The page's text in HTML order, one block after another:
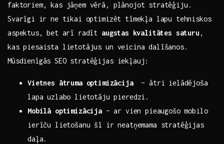
faktoriem, kas jāņem vērā, plānojot stratēģiju.
Svarīgi ⁤ir ‌ne tikai optimizēt tīmekļa ‌lapu tehniskos
‍aspektus, bet ⁢arī radīt augstas⁤ kvalitātes saturu ,
kas piesaista lietotājus un veicina dalīšanos.
Mūsdienīgās SEO stratēģijas iekļauj:
Vietnes ātruma‍ optimizācija‍ – ātri ielādējoša
lapa uzlabo lietotāju pieredzi.
Mobilā optimizācija– ⁣ar vien‌ pieaugošo mobilo
ierīču lietošanu šī ir neatņemama stratēģijas
daļa.